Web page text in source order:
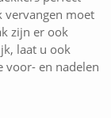
vervangen moet
zijn er ook
laat u ook
voor- en nadelen